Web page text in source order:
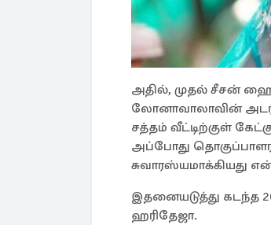
அதில், முதல் சீசன்
லோனாவாலாவின் அடர்ந்த
சத்தம் வீட்டிற்குள்
அப்போது
சுவாரஸ்யமாக்கியது
இதனையடுத்து கடந்த
ஹரிதேஜா.